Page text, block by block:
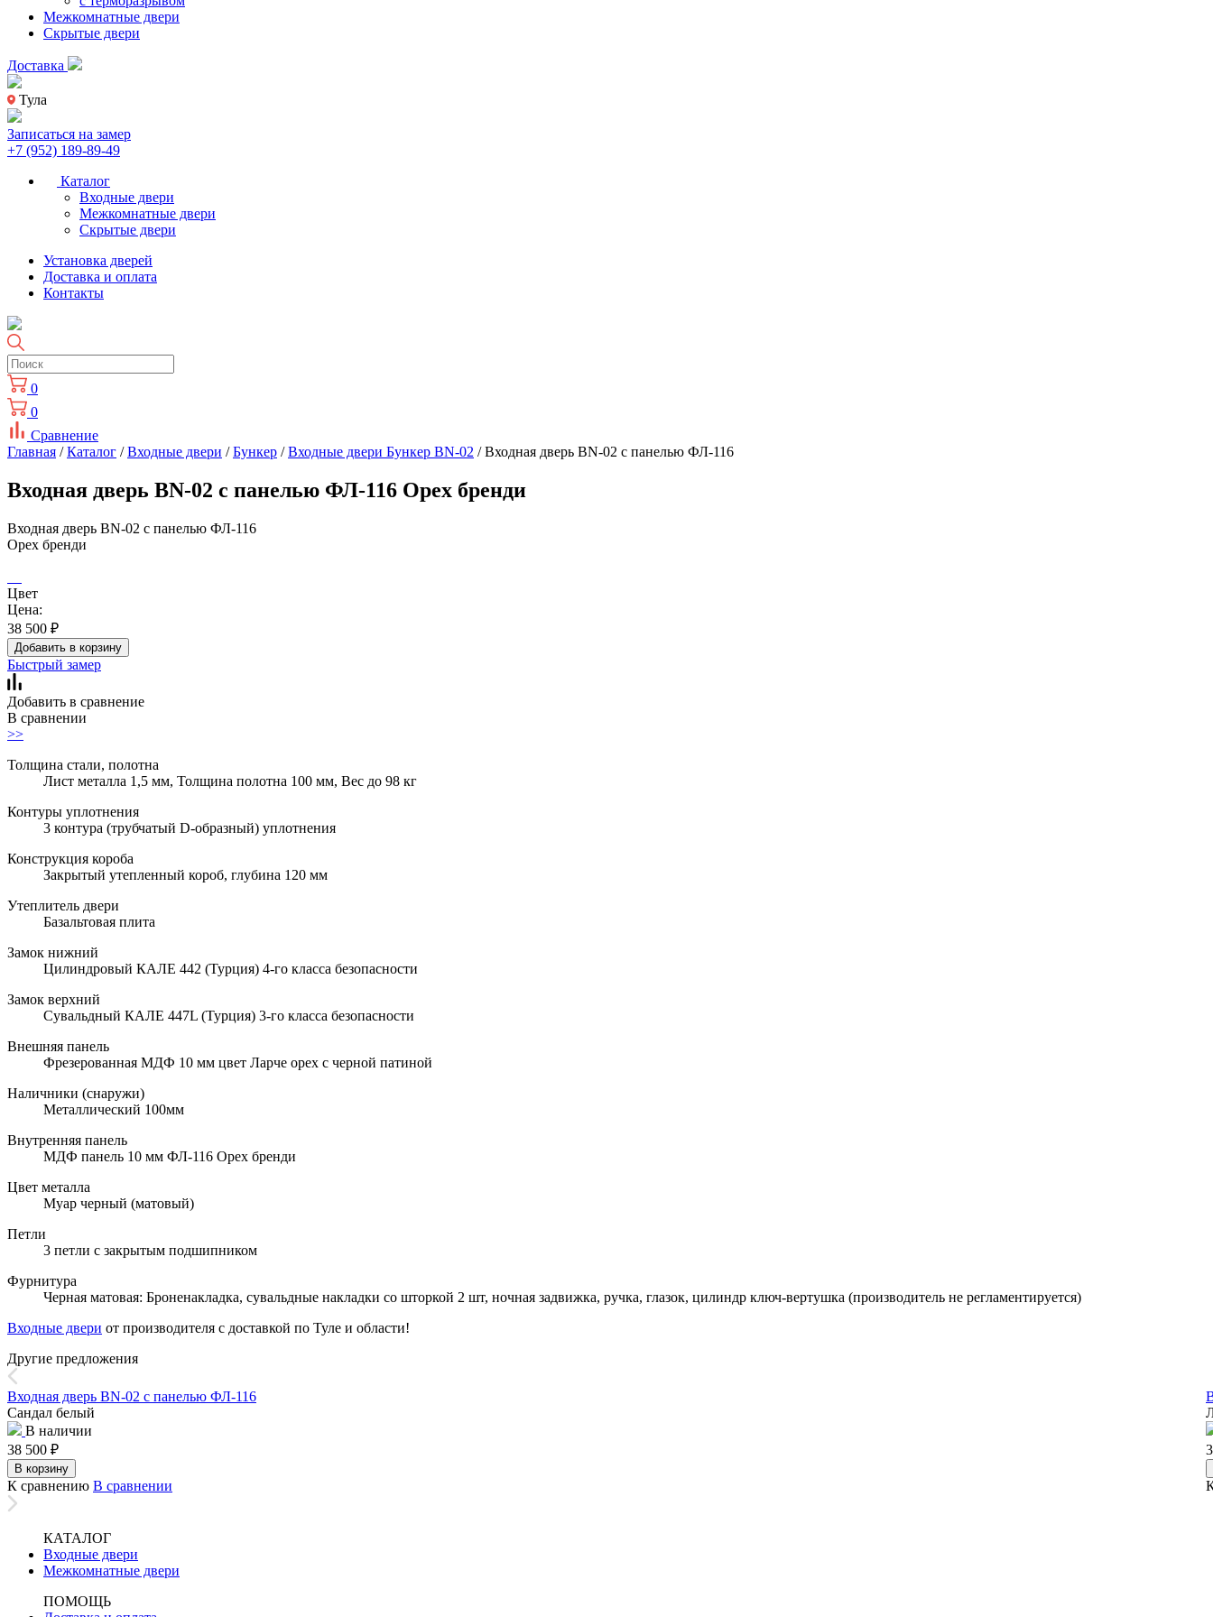
Межкомнатные двери
Скрытые двери
Доставка
Тула
Записаться на замер
+7 (952) 189-89-49
Каталог
Входные двери
Межкомнатные двери
Скрытые двери
Установка дверей
Доставка и оплата
Контакты
0
0
Сравнение
Главная /Каталог /Входные двери /Бункер /Входные двери Бункер BN-02 / Входная дверь BN-02 с панелью ФЛ-116
Входная дверь BN-02 с панелью ФЛ-116 Орех бренди
Входная дверь BN-02 с панелью ФЛ-116
Орех бренди
Цвет
Цена:
38 500 ₽
Добавить в корзину
Быстрый замер
Добавить в сравнение
В сравнении
>>
Толщина стали, полотна
Лист металла 1,5 мм, Толщина полотна 100 мм, Вес до 98 кг
Контуры уплотнения
3 контура (трубчатый D-образный) уплотнения
Конструкция короба
Закрытый утепленный короб, глубина 120 мм
Утеплитель двери
Базальтовая плита
Замок нижний
Цилиндровый КАЛЕ 442 (Турция) 4-го класса безопасности
Замок верхний
Сувальдный КАЛЕ 447L (Турция) 3-го класса безопасности
Внешняя панель
Фрезерованная МДФ 10 мм цвет Ларче орех с черной патиной
Наличники (снаружи)
Металлический 100мм
Внутренняя панель
МДФ панель 10 мм ФЛ-116 Орех бренди
Цвет металла
Муар черный (матовый)
Петли
3 петли с закрытым подшипником
Фурнитура
Черная матовая: Броненакладка, сувальдные накладки со шторкой 2 шт, ночная задвижка, ручка, глазок, цилиндр ключ-вертушка (производитель не регламентируется)
Входные двери от производителя с доставкой по Туле и области!
Другие предложения
Входная дверь BN-02 с панелью ФЛ-116
Сандал белый
В наличии
38 500 ₽
В корзину
К сравнению В сравнении
КАТАЛОГ
Входные двери
Межкомнатные двери
ПОМОЩЬ